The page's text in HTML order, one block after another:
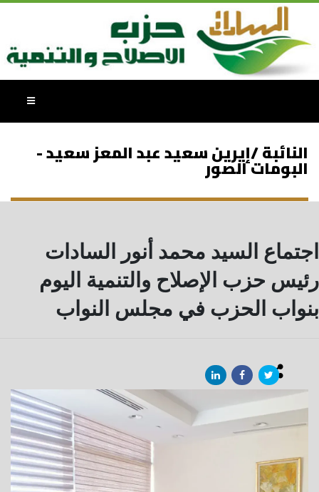
النائبة /إيرين سعيد عبد المعز سعيد -
البومات الصور
اجتماع السيد محمد أنور السادات
رئيس حزب الإصلاح والتنمية اليوم
بنواب الحزب في مجلس النواب